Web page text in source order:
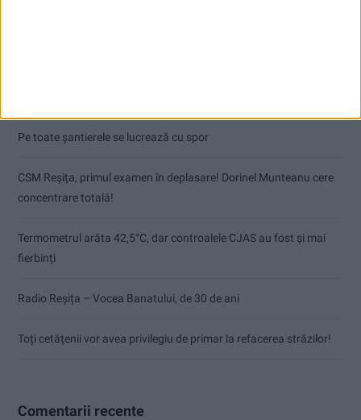
Pe toate șantierele se lucrează cu spor
CSM Reșița, primul examen în deplasare! Dorinel Munteanu cere
concentrare totală!
Termometrul arăta 42,5°C, dar controalele CJAS au fost și mai
fierbinți
Radio Reșița – Vocea Banatului, de 30 de ani
Toți cetățenii vor avea privilegiu de primar la refacerea străzilor!
Comentarii recente